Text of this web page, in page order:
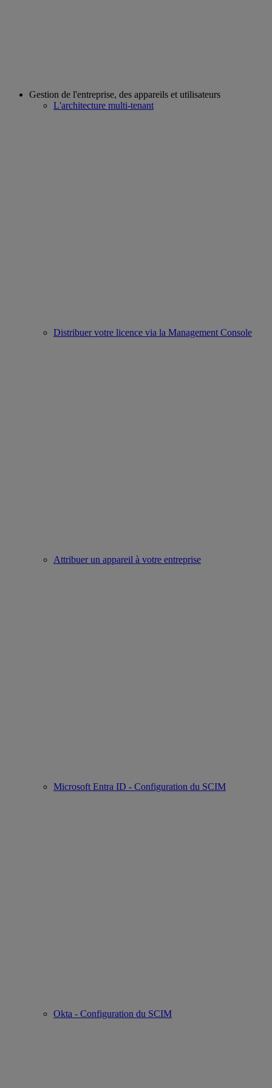
Gestion de l'entreprise, des appareils et utilisateurs
L'architecture multi-tenant
Distribuer votre licence via la Management Console
Attribuer un appareil à votre entreprise
Microsoft Entra ID - Configuration du SCIM
Okta - Configuration du SCIM